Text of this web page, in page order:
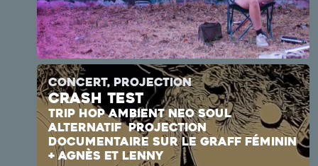
CONCERT, PROJECTION
CRASH TEST
TRIP HOP AMBIENT NEO SOUL
ALTERNATIF PROJECTION
DOCUMENTAIRE SUR LE GRAFF FÉMININ
+ AGNÈS ET LENNY